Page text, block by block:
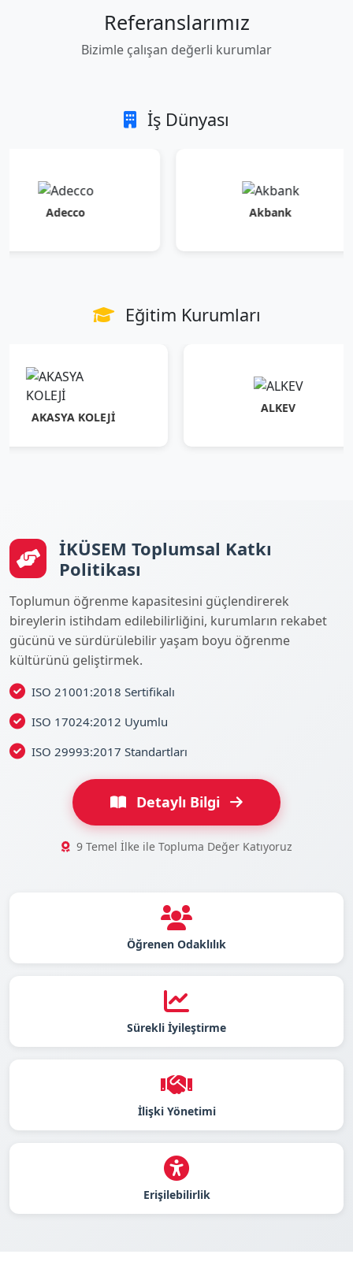
Referanslarımız
Bizimle çalışan değerli kurumlar
İş Dünyası
Eğitim Kurumları
KOLEJİ
İKÜSEM Toplumsal Katkı
Politikası
Toplumun öğrenme kapasitesini güçlendirerek
bireylerin istihdam edilebilirliğini, kurumların rekabet
gücünü ve sürdürülebilir yaşam boyu öğrenme
kültürünü geliştirmek.
ISO 21001:2018 Sertifikalı
ISO 17024:2012 Uyumlu
ISO 29993:2017 Standartları
Detaylı Bilgi
9 Temel İlke ile Topluma Değer Katıyoruz
Öğrenen Odaklılık
Sürekli İyileştirme
İlişki Yönetimi
Erişilebilirlik